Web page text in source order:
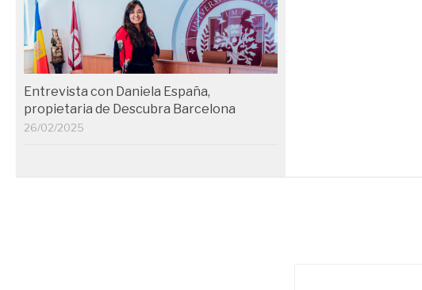
Entrevista con Daniela España,
propietaria de Descubra Barcelona
26/02/2025